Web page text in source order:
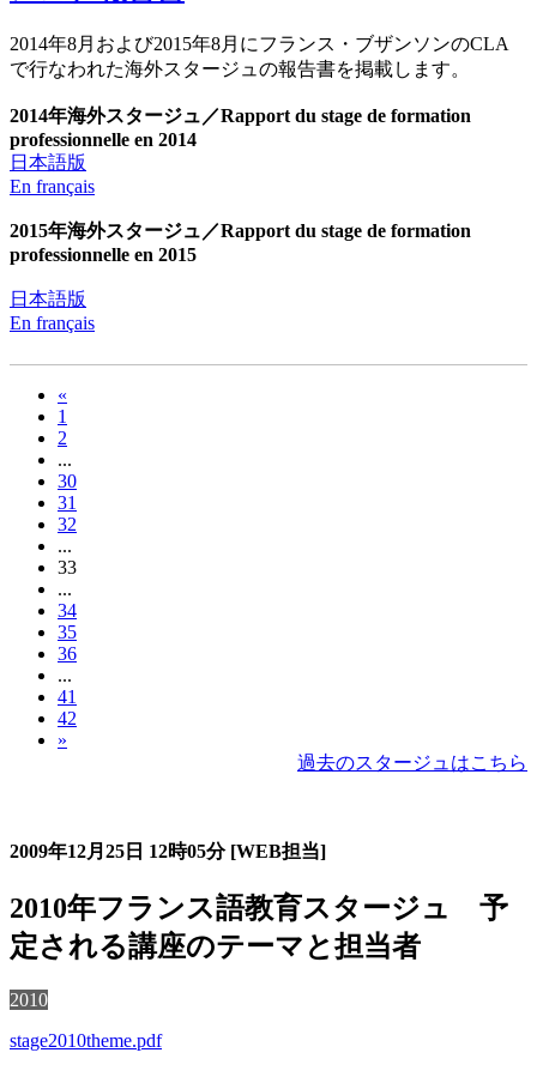
2014年8月および2015年8月にフランス・ブザンソンのCLA
で行なわれた海外スタージュの報告書を掲載します。
2014年海外スタージュ／Rapport du stage de formation
professionnelle en 2014
日本語版
En français
2015年海外スタージュ／Rapport du stage de formation
professionnelle en 2015
日本語版
En français
«
1
2
...
30
31
32
...
33
...
34
35
36
...
41
42
»
過去のスタージュはこちら
2009年12月25日 12時05分 [WEB担当]
2010年フランス語教育スタージュ 予
定される講座のテーマと担当者
2010
stage2010theme.pdf